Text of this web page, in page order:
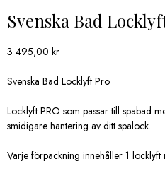
Svenska Bad
3 495,00 kr
Svenska Bad Locklyft Pro
Locklyft PRO som passar till spabad
smidigare hantering av ditt spalock.
Varje förpackning innehåller 1 locklyft